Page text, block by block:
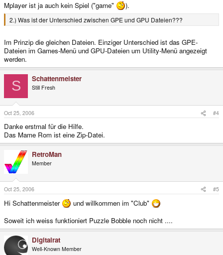
Mplayer ist ja auch kein Spiel ("game" ).
2.) Was ist der Unterschied zwischen GPE und GPU Dateien???
Im Prinzip die gleichen Dateien. Einziger Unterschied ist das GPE-
Dateien im Games-Menü und GPU-Dateien um Utility-Menü angezeigt
werden.
S Schattenmeister
Still Fresh
Oct 25, 2006 #4
Danke erstmal für die Hilfe.
Das Mame Rom ist eine Zip-Datei.
RetroMan
Member
Oct 25, 2006 #5
Hi Schattenmeister
und willkommen im "Club"
Soweit ich weiss funktioniert Puzzle Bobble noch nicht ....
Digitalrat
Well-Known Member